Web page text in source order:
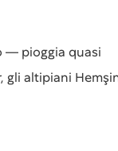
— pioggia quasi
gli altipiani